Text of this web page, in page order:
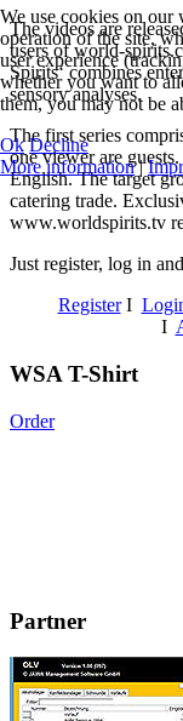
The videos are
users of world-
Spirits‘ combines
sensory analyses.
The first series
one viewer are
English. The target
catering trade.
www.worldspirits.tv
Just register, log in
RegisterI
I
WSA T-Shirt
Order
Partner
We use cookies on our
operation of the site,
user experience
whether you want to
them, you may not be
Ok Decline
More information|